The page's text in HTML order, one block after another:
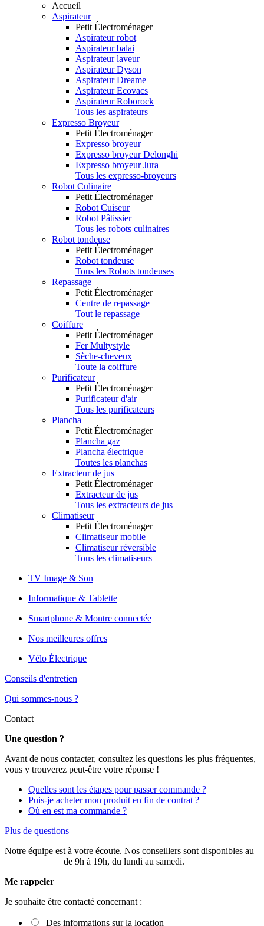
Accueil
Aspirateur
Petit Électroménager
Aspirateur robot
Aspirateur balai
Aspirateur laveur
Aspirateur Dyson
Aspirateur Dreame
Aspirateur Ecovacs
Aspirateur Roborock
Tous les aspirateurs
Expresso Broyeur
Petit Électroménager
Expresso broyeur
Expresso broyeur Delonghi
Expresso broyeur Jura
Tous les expresso-broyeurs
Robot Culinaire
Petit Électroménager
Robot Cuiseur
Robot Pâtissier
Tous les robots culinaires
Robot tondeuse
Petit Électroménager
Robot tondeuse
Tous les Robots tondeuses
Repassage
Petit Électroménager
Centre de repassage
Tout le repassage
Coiffure
Petit Électroménager
Fer Multystyle
Sèche-cheveux
Toute la coiffure
Purificateur
Petit Électroménager
Purificateur d'air
Tous les purificateurs
Plancha
Petit Électroménager
Plancha gaz
Plancha électrique
Toutes les planchas
Extracteur de jus
Petit Électroménager
Extracteur de jus
Tous les extracteurs de jus
Climatiseur
Petit Électroménager
Climatiseur mobile
Climatiseur réversible
Tous les climatiseurs
TV Image & Son
Informatique & Tablette
Smartphone & Montre connectée
Nos meilleures offres
Vélo Électrique
Conseils d'entretien
Qui sommes-nous ?
Contact
Une question ?
Avant de nous contacter, consultez les questions les plus fréquentes,
vous y trouverez peut-être votre réponse !
Quelles sont les étapes pour passer commande ?
Puis-je acheter mon produit en fin de contrat ?
Où en est ma commande ?
Plus de questions
Notre équipe est à votre écoute. Nos conseillers sont disponibles au
de 9h à 19h, du lundi au samedi.
Me rappeler
Je souhaite être contacté concernant :
Des informations sur la location